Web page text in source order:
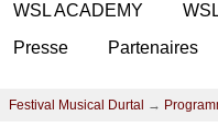
WSL ACADEMY
Presse
Partenaires
Festival Musical Durtal →